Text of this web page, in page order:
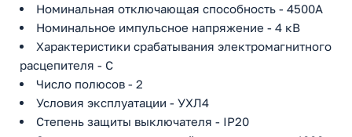
Номинальная отключающая способность - 4500А
Номинальное импульсное напряжение - 4 кВ
Характеристики срабатывания электромагнитного
расцепителя - C
Число полюсов - 2
Условия эксплуатации - УХЛ4
Степень защиты выключателя - IP20